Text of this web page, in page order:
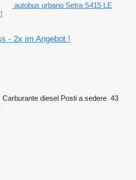
autobus urbano Setra S415 LE
- 2x im Angebot !
Carburante diesel Posti a sedere 43